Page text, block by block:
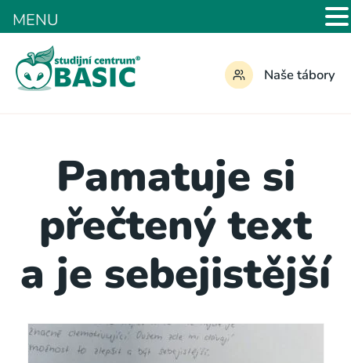
Naše tábory
Pamatuje si
přečtený text
a je sebejistější
MENU